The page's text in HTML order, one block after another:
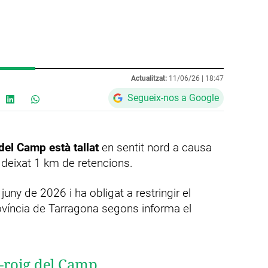
Actualitzat: 11/06/26 | 18:47
Segueix-nos a Google
Camp està tallat en sentit nord a causa
1 km de retencions.
de 2026 i ha obligat a restringir el
de Tarragona segons informa el
roig del Camp